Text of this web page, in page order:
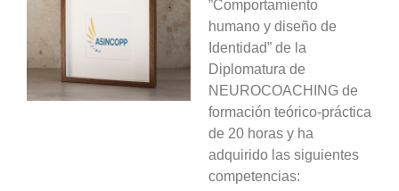
”Comportamiento
humano y diseño de
Identidad” de la
Diplomatura de
NEUROCOACHING de
formación teórico-práctica
de 20 horas y ha
adquirido las siguientes
competencias: